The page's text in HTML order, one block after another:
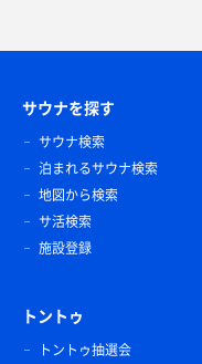
サウナを探す
サウナ検索
泊まれるサウナ検索
地図から検索
サ活検索
施設登録
トントゥ
トントゥ抽選会